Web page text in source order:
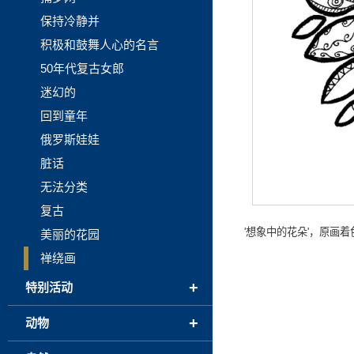
'想象中的花朵'，原画着
保持冷静并
积极和鼓舞人心的名言
50年代复古女郎
迷幻的
回到童年
俄罗斯娃娃
脏话
无法分类
复古
美丽的花园
禅绕画
+
特别活动
+
动物